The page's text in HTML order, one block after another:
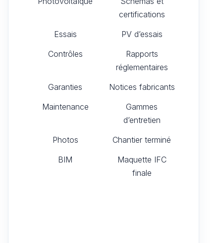
certifications
Essais
PV d’essais
Contrôles
Rapports
réglementaires
Garanties
Notices fabricants
Maintenance
Gammes
d’entretien
Photos
Chantier terminé
BIM
Maquette IFC
finale